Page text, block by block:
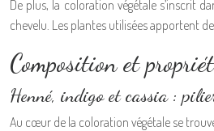
De plus, la coloration végétale s’inscrit
chevelu. Les plantes utilisées apportent
Composition et
Henné, indigo et cassia :
Au cœur de la coloration végétale se